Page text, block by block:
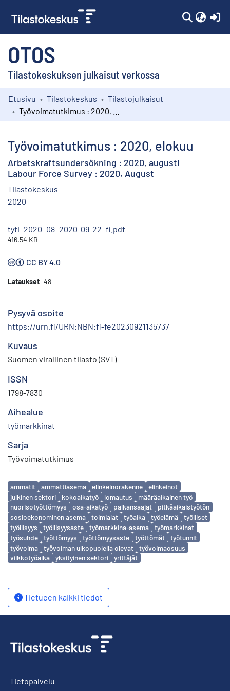
OTOS
Tilastokeskuksen julkaisut verkossa
Kokoelmat
Etusivu Tilastokeskus
Tilastojulkaisut
Työvoimatutkimus : 2020, elokuu
Arbetskraftsundersökning : 2020, augusti
Labour Force Survey : 2020, August
Tilastokeskus
2020
tyti_2020_08_2020-09-22_fi.pdf
416.54 KB
CC BY 4.0
Lataukset 48
Pysyvä osoite
https://urn.fi/URN:NBN:fi-fe20230921135737
Kuvaus
Suomen virallinen tilasto (SVT)
ISSN
1798-7830
Aihealue
työmarkkinat
Sarja
Työvoimatutkimus
Avainsanat
ammatit ammattiasema elinkeinorakenne
elinkeinot
julkinen sektori
kokoaikatyö lomautus
määräaikainen työ
nuorisotyöttömyys
osa-aikatyö palkansaajat
pitkäaikaistyötön
sosioekonominen asema
toimialat työaika työelämä
työlliset
työllisyys
työllisyysaste työmarkkina-asema
työmarkkinat
työsuhde
työttömyys työttömyysaste työttömät
työtunnit
työvoima
työvoiman ulkopuolella olevat
työvoimaosuus
viikkotyöaika
yksityinen sektori yrittäjät
Tietueen kaikki tiedot
Tietopalvelu